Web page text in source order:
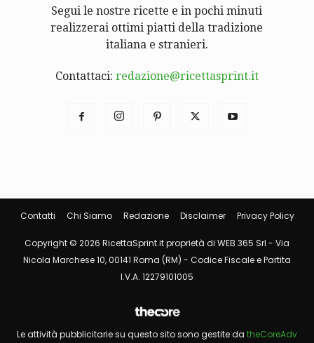
Segui le nostre ricette e in pochi minuti
realizzerai ottimi piatti della tradizione
italiana e stranieri.
Contattaci: redazione@ricettasprint.it
Contatti Chi Siamo Redazione Disclaimer Privacy Policy
Copyright © 2026 RicettaSprint.it proprietà di WEB 365 Srl - Via
Nicola Marchese 10, 00141 Roma (RM) - Codice Fiscale e Partita
I.V.A. 12279101005
Le attività pubblicitarie su questo sito sono gestite da theCoreAdv